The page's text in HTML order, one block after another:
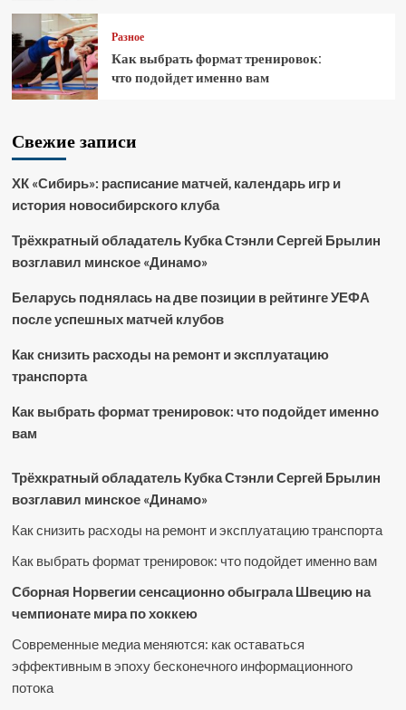
Разное
Как выбрать формат тренировок:
что подойдет именно вам
Свежие записи
ХК «Сибирь»: расписание матчей, календарь игр и
история новосибирского клуба
Трёхкратный обладатель Кубка Стэнли Сергей Брылин
возглавил минское «Динамо»
Беларусь поднялась на две позиции в рейтинге УЕФА
после успешных матчей клубов
Как снизить расходы на ремонт и эксплуатацию
транспорта
Как выбрать формат тренировок: что подойдет именно
вам
Трёхкратный обладатель Кубка Стэнли Сергей Брылин
возглавил минское «Динамо»
Как снизить расходы на ремонт и эксплуатацию транспорта
Как выбрать формат тренировок: что подойдет именно вам
Сборная Норвегии сенсационно обыграла Швецию на
чемпионате мира по хоккею
Современные медиа меняются: как оставаться
эффективным в эпоху бесконечного информационного
потока